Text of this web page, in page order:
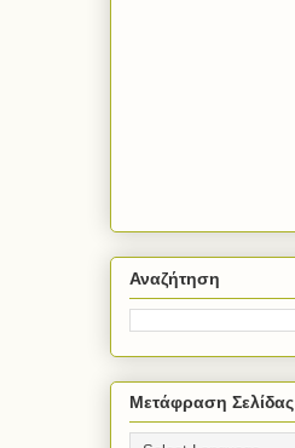
Αναζήτηση
Μετάφραση Σελίδας